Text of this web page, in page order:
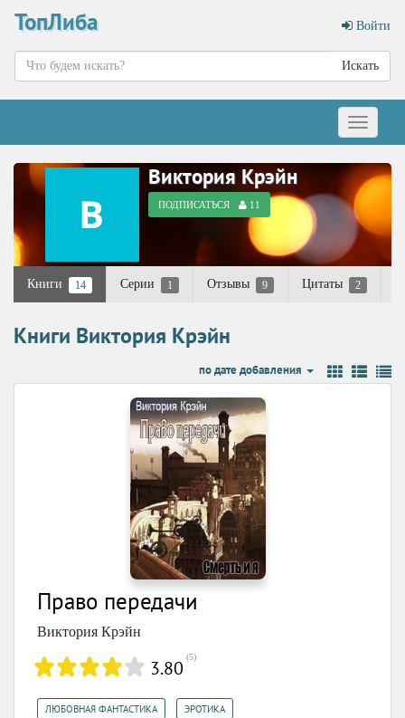
ТопЛиба Войти
Искать
Меню
Виктория Крэйн
ПОДПИСАТЬСЯ 11
Книги 14 Серии 1 Отзывы 9 Цитаты 2
Книги Виктория Крэйн
по дате добавления
Право передачи
Виктория Крэйн
3.80 (5)
ЛЮБОВНАЯ ФАНТАСТИКА ЭРОТИКА